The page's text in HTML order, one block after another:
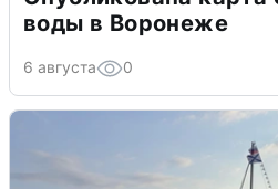
воды в Воронеже
6 августа 0